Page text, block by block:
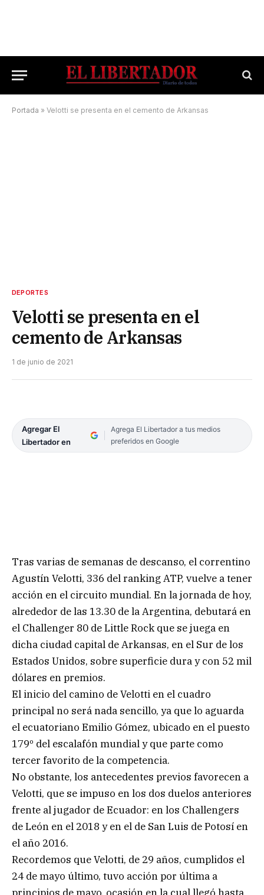
Portada » Velotti se presenta en el cemento de Arkansas
DEPORTES
Velotti se presenta en el
cemento de Arkansas
1 de junio de 2021
Agregar El
Libertador en
Agrega El Libertador a tus medios
preferidos en Google
Tras varias de semanas de descanso, el correntino
Agustín Velotti, 336 del ranking ATP, vuelve a tener
acción en el circuito mundial. En la jornada de hoy,
alrededor de las 13.30 de la Argentina, debutará en
el Challenger 80 de Little Rock que se juega en
dicha ciudad capital de Arkansas, en el Sur de los
Estados Unidos, sobre superficie dura y con 52 mil
dólares en premios.
El inicio del camino de Velotti en el cuadro
principal no será nada sencillo, ya que lo aguarda
el ecuatoriano Emilio Gómez, ubicado en el puesto
179º del escalafón mundial y que parte como
tercer favorito de la competencia.
No obstante, los antecedentes previos favorecen a
Velotti, que se impuso en los dos duelos anteriores
frente al jugador de Ecuador: en los Challengers
de León en el 2018 y en el de San Luis de Potosí en
el año 2016.
Recordemos que Velotti, de 29 años, cumplidos el
24 de mayo último, tuvo acción por última a